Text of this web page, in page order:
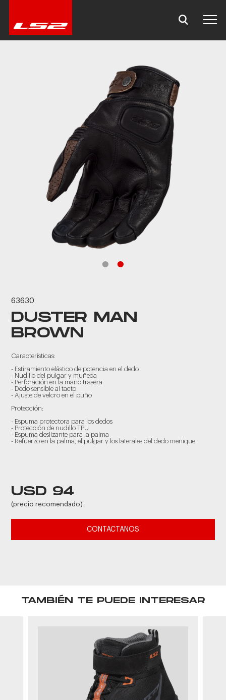
63630
DUSTER MAN
BROWN
Características:
- Estiramiento elástico de potencia en el dedo
- Nudillo del pulgar y muñeca
- Perforación en la mano trasera
- Dedo sensible al tacto
- Ajuste de velcro en el puño
Protección:
- Espuma protectora para los dedos
- Protección de nudillo TPU
- Espuma deslizante para la palma
- Refuerzo en la palma, el pulgar y los laterales del dedo meñique
USD 94
(precio recomendado)
CONTACTANOS
TAMBIÉN TE PUEDE INTERESAR